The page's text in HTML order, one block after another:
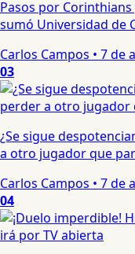
Pasos por
sumó Universidad de
Carlos Campos • 7 de
03
¿Se sigue
a otro jugador que
Carlos Campos • 7 de
04